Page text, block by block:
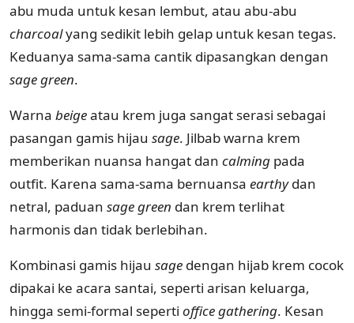
abu muda untuk kesan lembut, atau abu-abu
charcoalyang sedikit lebih gelap untuk kesan tegas.
Keduanya sama-sama cantik dipasangkan dengan
sage green.
Warna beigeatau krem juga sangat serasi sebagai
pasangan gamis hijau sage. Jilbab warna krem
memberikan nuansa hangat dan calming pada
outfit. Karena sama-sama bernuansa earthydan
netral, paduan sage green dan krem terlihat
harmonis dan tidak berlebihan.
Kombinasi gamis hijau sage dengan hijab krem cocok
dipakai ke acara santai, seperti arisan keluarga,
hingga semi-formal seperti office gathering. Kesan